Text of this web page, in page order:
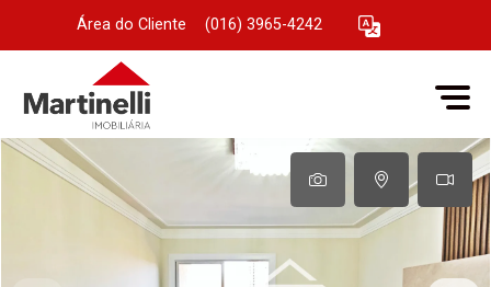
Área do Cliente (016) 3965-4242